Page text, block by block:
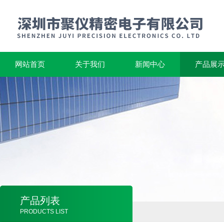
网站首页 关于我们 新闻中心 产品展
产品列表
PRODUCTS LIST